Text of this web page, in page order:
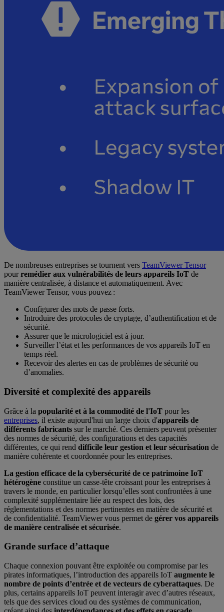
De nombreuses entreprises se tournent vers TeamViewer Tensor
pourremédier aux vulnérabilités de leurs appareils IoT de
manière centralisée, à distance et automatiquement. Avec
TeamViewer Tensor, vous pouvez :
Configurer des mots de passe forts.
Introduire des protocoles de cryptage, d’authentification et de
sécurité.
Assurer que le micrologiciel est à jour.
Surveiller l’état et les performances de vos appareils IoT en
temps réel.
Recevoir des alertes en cas de problèmes de sécurité ou
d’anomalies.
Diversité et complexité des appareils
Grâce à la popularité et à la commodité de l'IoT pour les
entreprises, il existe aujourd'hui un large choix d'appareils de
différents fabricants sur le marché. Ces derniers peuvent présenter
des normes de sécurité, des configurations et des capacités
différentes, ce qui rend difficile leur gestion et leur sécurisation de
manière cohérente et coordonnée pour les entreprises.
La gestion efficace de la cybersécurité de ce patrimoine IoT
hétérogène constitue un casse-tête croissant pour les entreprises à
travers le monde, en particulier lorsqu’elles sont confrontées à une
complexité supplémentaire liée au respect des lois, des
réglementations et des normes pertinentes en matière de sécurité et
de confidentialité. TeamViewer vous permet de gérer vos appareils
de manière centralisée et sécurisée.
Grande surface d’attaque
Chaque connexion pouvant être exploitée ou compromise par les
pirates informatiques, l’introduction des appareils IoT augmente le
nombre de points d’entrée et de vecteurs de cyberattaques. De
plus, certains appareils IoT peuvent interagir avec d’autres réseaux,
tels que des services cloud ou des systèmes de communication,